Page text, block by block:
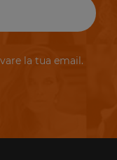
la tua email.